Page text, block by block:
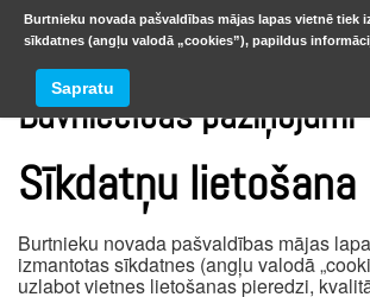
Būvniecības paziņojumi
Sīkdatņu lietošana
Burtnieku novada pašvaldības mājas
izmantotas sīkdatnes (angļu valodā
uzlabot vietnes lietošanas pieredzi,
Burtnieku novada pašvaldības mājas lapas vietnē tiek
sīkdatnes (angļu valodā „cookies”), papildus
Sapratu